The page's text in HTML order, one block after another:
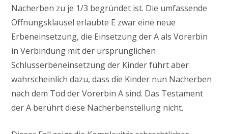
Nacherben zu je 1/3 begründet ist. Die umfassende
Öffnungsklausel erlaubte E zwar eine neue
Erbeneinsetzung, die Einsetzung der A als Vorerbin
in Verbindung mit der ursprünglichen
Schlusserbeneinsetzung der Kinder führt aber
wahrscheinlich dazu, dass die Kinder nun Nacherben
nach dem Tod der Vorerbin A sind. Das Testament
der A berührt diese Nacherbenstellung nicht.